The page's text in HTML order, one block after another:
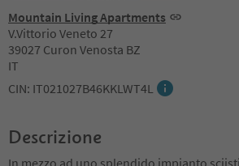
Mountain Living Apartments
V.Vittorio Veneto 27
39027 Curon Venosta BZ
IT
CIN: IT021027B46KKLWT4L
Descrizione
In mezzo ad uno splendido impianto